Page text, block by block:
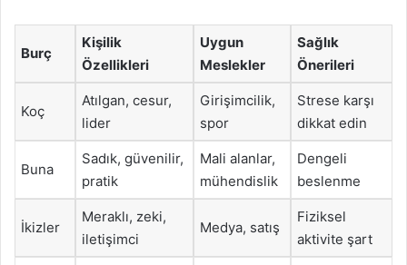
Burç
Kişilik
Özellikleri
Uygun
Meslekler
Sağlık
Önerileri
Koç
Atılgan, cesur,
lider
Girişimcilik,
spor
Strese karşı
dikkat edin
Buna
Sadık, güvenilir,
pratik
Mali alanlar,
mühendislik
Dengeli
beslenme
İkizler
Meraklı, zeki,
iletişimci
Medya, satış
Fiziksel
aktivite şart